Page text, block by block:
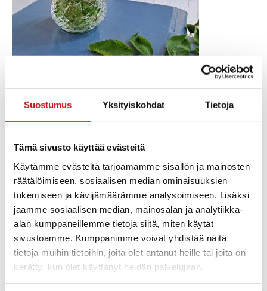
Suostumus Yksityiskohdat Tietoja
Tämä sivusto käyttää evästeitä
Käytämme evästeitä tarjoamamme sisällön ja mainosten
räätälöimiseen, sosiaalisen median ominaisuuksien
tukemiseen ja kävijämäärämme analysoimiseen. Lisäksi
jaamme sosiaalisen median, mainosalan ja analytiikka-
alan kumppaneillemme tietoja siitä, miten käytät
sivustoamme. Kumppanimme voivat yhdistää näitä
tietoja muihin tietoihin, joita olet antanut heille tai joita on
kerätty, kun olet käyttänyt heidän palvelujaan.
Jumalanpalvelus kukin koristellussa kirkossa. Liturgina
Emilia Jalkanen. Saarna Teemu Sarkkinen ja musiikista
vastaa kanttori Kaisa-Liisa Piironen.
luonnonkukilla.
Kukkaiskirkon jälkeen on lähetyslounas
seurakuntatalolla, 10 e / hlö, lapset maksutta.
Lisää kalenteriin